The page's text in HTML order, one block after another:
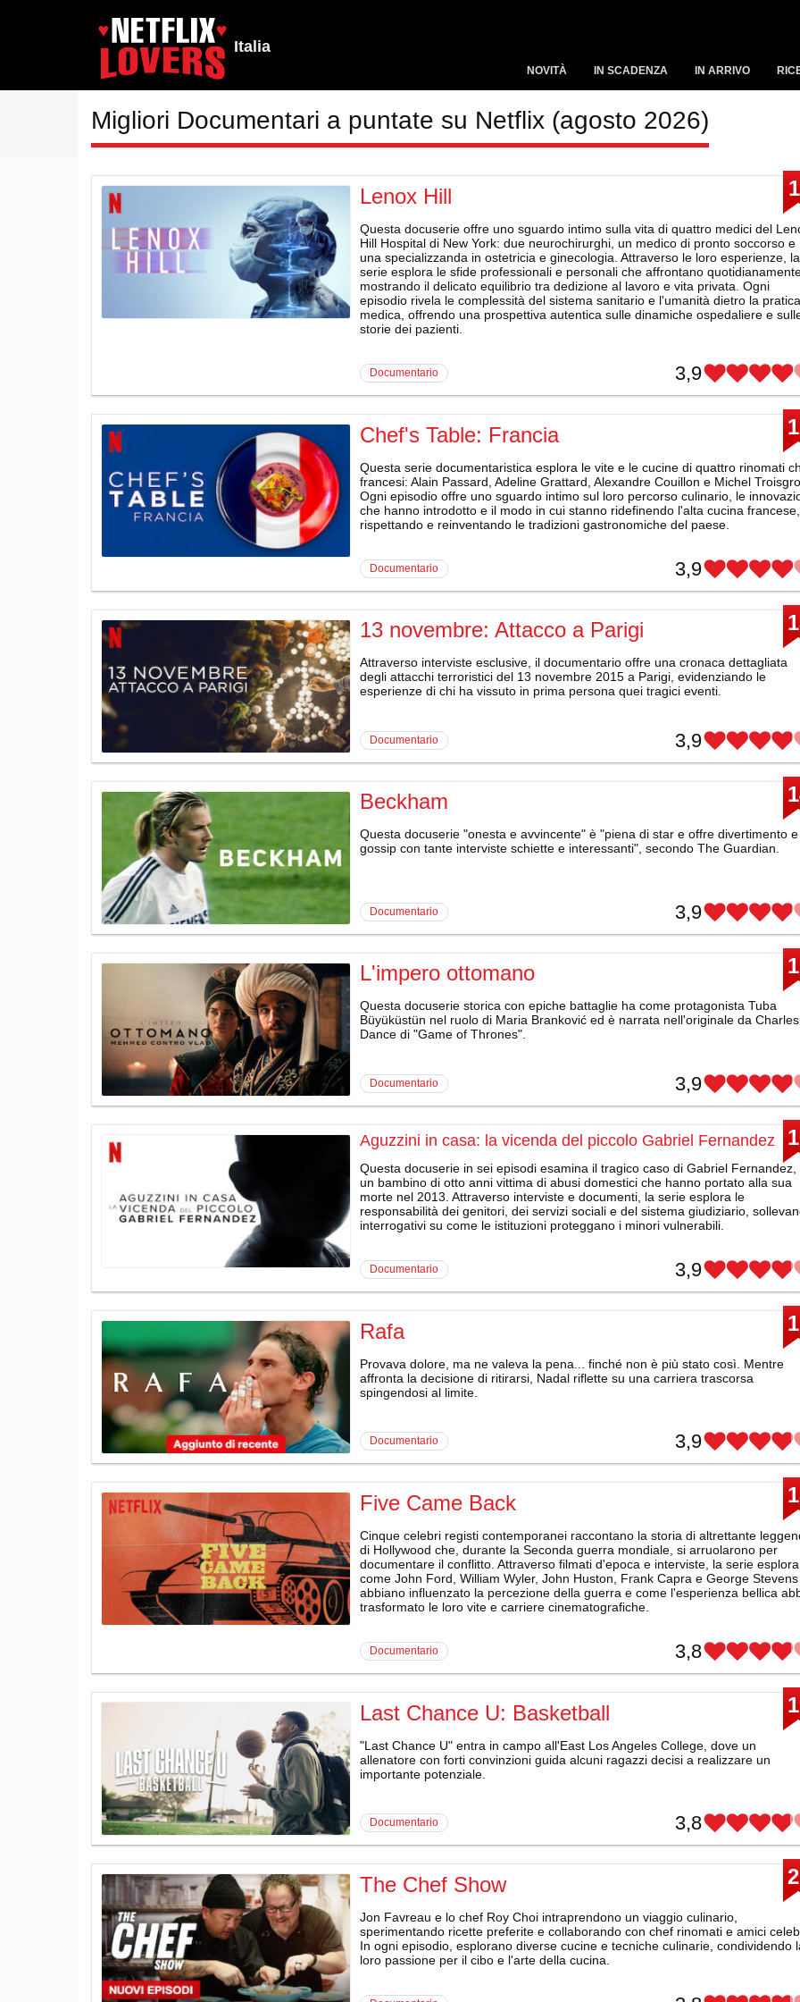
Italia
NOVITÀ IN SCADENZA IN ARRIVO
Migliori Documentari a puntate su Netflix (agosto 2026)
Lenox Hill
Questa docuserie offre uno sguardo intimo sulla vita di quattro medici del
Hill Hospital di New York: due neurochirurghi, un medico di pronto soccorso e
una specializzanda in ostetricia e ginecologia. Attraverso le loro esperienze, la
serie esplora le sfide professionali e personali che affrontano
mostrando il delicato equilibrio tra dedizione al lavoro e vita privata. Ogni
episodio rivela le complessità del sistema sanitario e l'umanità dietro la pratica
medica, offrendo una prospettiva autentica sulle dinamiche ospedaliere e
storie dei pazienti.
documentario 3,9
Chef's Table: Francia
Questa serie documentaristica esplora le vite e le cucine di quattro rinomati
francesi: Alain Passard, Adeline Grattard, Alexandre Couillon e Michel
Ogni episodio offre uno sguardo intimo sul loro percorso culinario, le
che hanno introdotto e il modo in cui stanno ridefinendo l'alta cucina francese,
rispettando e reinventando le tradizioni gastronomiche del paese.
documentario 3,9
13 novembre: Attacco a Parigi
Attraverso interviste esclusive, il documentario offre una cronaca dettagliata
degli attacchi terroristici del 13 novembre 2015 a Parigi, evidenziando le
esperienze di chi ha vissuto in prima persona quei tragici eventi.
documentario 3,9
Beckham
Questa docuserie "onesta e avvincente" è "piena di star e offre divertimento e
gossip con tante interviste schiette e interessanti", secondo The Guardian.
documentario 3,9
L'impero ottomano
Questa docuserie storica con epiche battaglie ha come protagonista Tuba
Büyüküstün nel ruolo di Maria Branković ed è narrata nell'originale da Charles
Dance di "Game of Thrones".
documentario 3,9
Aguzzini in casa: la vicenda del piccolo Gabriel Fernandez
Questa docuserie in sei episodi esamina il tragico caso di Gabriel Fernandez,
un bambino di otto anni vittima di abusi domestici che hanno portato alla sua
morte nel 2013. Attraverso interviste e documenti, la serie esplora le
responsabilità dei genitori, dei servizi sociali e del sistema giudiziario,
interrogativi su come le istituzioni proteggano i minori vulnerabili.
documentario 3,9
Rafa
Provava dolore, ma ne valeva la pena... finché non è più stato così. Mentre
affronta la decisione di ritirarsi, Nadal riflette su una carriera trascorsa
spingendosi al limite.
documentario 3,9
Five Came Back
Cinque celebri registi contemporanei raccontano la storia di altrettante
di Hollywood che, durante la Seconda guerra mondiale, si arruolarono per
documentare il conflitto. Attraverso filmati d'epoca e interviste, la serie esplora
come John Ford, William Wyler, John Huston, Frank Capra e George Stevens
abbiano influenzato la percezione della guerra e come l'esperienza bellica
trasformato le loro vite e carriere cinematografiche.
documentario 3,8
Last Chance U: Basketball
"Last Chance U" entra in campo all'East Los Angeles College, dove un
allenatore con forti convinzioni guida alcuni ragazzi decisi a realizzare un
importante potenziale.
documentario 3,8
The Chef Show
Jon Favreau e lo chef Roy Choi intraprendono un viaggio culinario,
sperimentando ricette preferite e collaborando con chef rinomati e amici
In ogni episodio, esplorano diverse cucine e tecniche culinarie, condividendo
loro passione per il cibo e l'arte della cucina.